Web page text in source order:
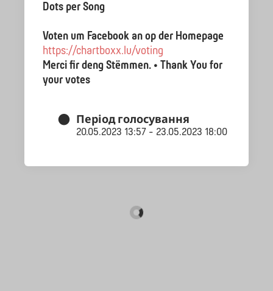
Dots per Song
Voten um Facebook an op der Homepage
https://chartboxx.lu/voting
Merci fir deng Stëmmen. • Thank You for
your votes
Період голосування
20.05.2023 13:57 - 23.05.2023 18:00